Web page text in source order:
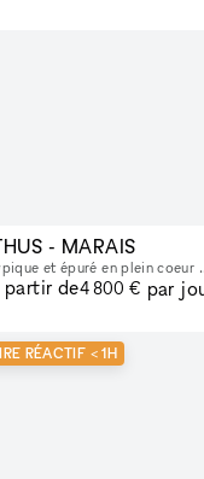
- MARAIS
Notre espace atypique et épuré en plein coeur du
partir de4 800 € par
RÉACTIF < 1H